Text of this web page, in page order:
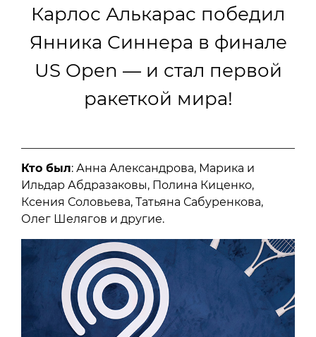
Карлос Алькарас победил
Янника Синнера в финале
US Open — и стал первой
ракеткой мира!
Кто был: Анна Александрова, Марика и
Ильдар Абдразаковы, Полина Киценко,
Ксения Соловьева, Татьяна Сабуренкова,
Олег Шелягов и другие.